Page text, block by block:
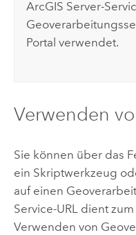
ArcGIS Server-
Portal verwendet.
Verwenden
Sie können über das
ein Skriptwerkzeug
auf einen
Service-URL dient
Verwenden von